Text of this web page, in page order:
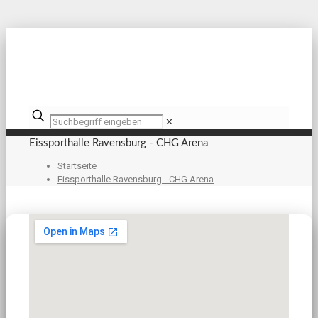
✕
Eissporthalle Ravensburg - CHG Arena
Startseite
Eissporthalle Ravensburg - CHG Arena